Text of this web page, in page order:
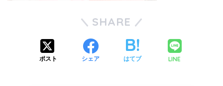
SHARE
ポスト シェア はてブ LINE